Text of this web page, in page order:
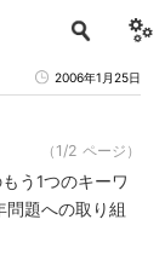
2006年1月25日
（1/2 ページ）
う1つのキーワ
問題への取り組